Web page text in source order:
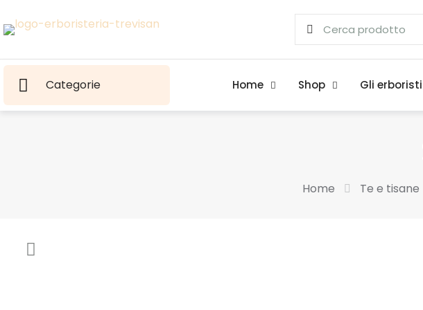
Categorie Home Shop Gli erboristi
Home Te e tisane